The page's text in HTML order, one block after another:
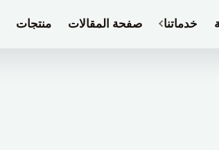
خدماتنا صفحة المقالات منتجات